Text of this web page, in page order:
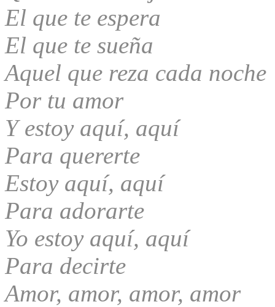
El que te espera
El que te sueña
Aquel que reza cada noche
Por tu amor
Y estoy aquí, aquí
Para quererte
Estoy aquí, aquí
Para adorarte
Yo estoy aquí, aquí
Para decirte
Amor, amor, amor, amor